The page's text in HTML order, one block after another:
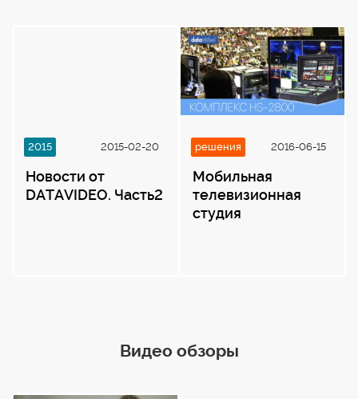
Разъем: 1 гнездо RJ45 (10/100 Мбит/с Ethernet)
Поддерживаемые
разрешения видео
480i / 60 (NTSC)
настройки и управления
Обновления
2015 2015-02-20
Новости от
DATAVIDEO. Часть2
решения 2016-06-15
Мобильная
телевизионная
студия
Видео обзоры